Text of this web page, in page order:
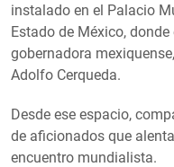
instalado en el Palacio
Estado de México,
gobernadora
Adolfo Cerqueda.
Desde ese espacio,
de aficionados que
encuentro mundialista.